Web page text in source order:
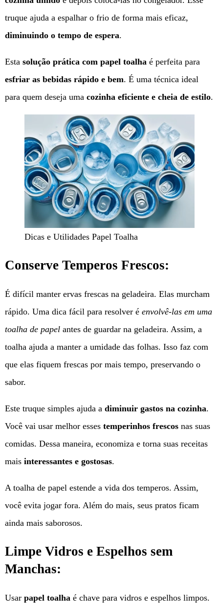
truque ajuda a espalhar o frio de forma mais eficaz,
diminuindo o tempo de espera.
Esta solução prática com papel toalha é perfeita para
esfriar as bebidas rápido e bem. É uma técnica ideal
para quem deseja uma cozinha eficiente e cheia de estilo.
Dicas e Utilidades Papel Toalha
Conserve Temperos Frescos:
É difícil manter ervas frescas na geladeira. Elas murcham
rápido. Uma dica fácil para resolver é envolvê-las em uma
toalha de papel antes de guardar na geladeira. Assim, a
toalha ajuda a manter a umidade das folhas. Isso faz com
que elas fiquem frescas por mais tempo, preservando o
sabor.
Este truque simples ajuda a diminuir gastos na cozinha.
Você vai usar melhor esses temperinhos frescos nas suas
comidas. Dessa maneira, economiza e torna suas receitas
mais interessantes e gostosas.
A toalha de papel estende a vida dos temperos. Assim,
você evita jogar fora. Além do mais, seus pratos ficam
ainda mais saborosos.
Limpe Vidros e Espelhos sem
Manchas:
Usar papel toalha é chave para vidros e espelhos limpos.